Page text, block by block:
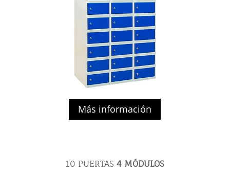
Más información
10 PUERTAS 4 MÓDULOS